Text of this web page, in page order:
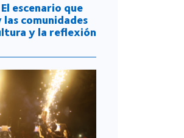
escenario que
comunidades
y la reflexión